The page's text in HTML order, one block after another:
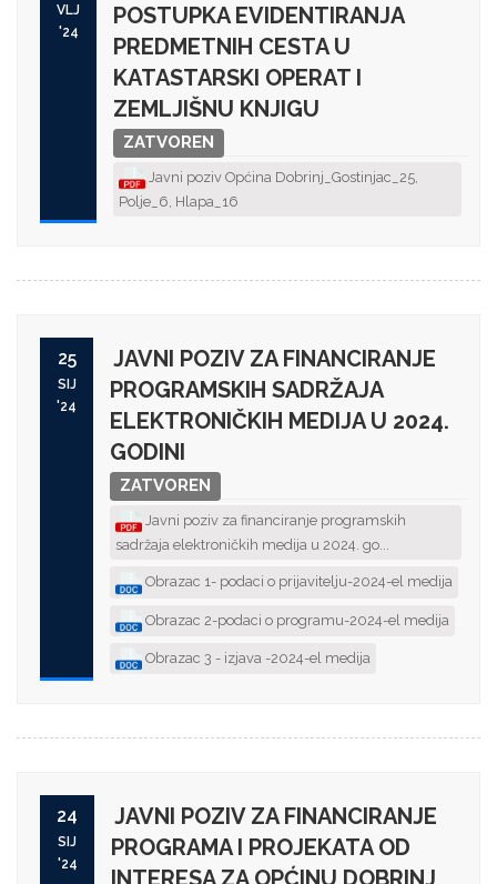
VLJ
'24
POSTUPKA EVIDENTIRANJA
PREDMETNIH CESTA U
KATASTARSKI OPERAT I
ZEMLJIŠNU KNJIGU
ZATVOREN
Javni poziv Općina Dobrinj_Gostinjac_25,
Polje_6, Hlapa_16
25
SIJ
'24
JAVNI POZIV ZA FINANCIRANJE
PROGRAMSKIH SADRŽAJA
ELEKTRONIČKIH MEDIJA U 2024.
GODINI
ZATVOREN
Javni poziv za financiranje programskih
sadržaja elektroničkih medija u 2024. go...
Obrazac 1- podaci o prijavitelju-2024-el medija
Obrazac 2-podaci o programu-2024-el medija
Obrazac 3 - izjava -2024-el medija
24
SIJ
'24
JAVNI POZIV ZA FINANCIRANJE
PROGRAMA I PROJEKATA OD